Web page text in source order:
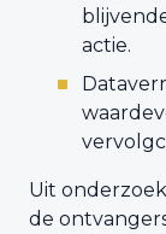
actie.
Uit
de